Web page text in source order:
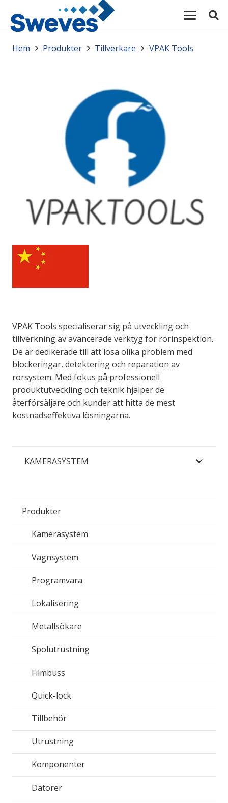
Hem Produkter Tillverkare VPAK Tools
VPAK Tools specialiserar sig på utveckling och
tillverkning av avancerade verktyg för rörinspektion.
De är dedikerade till att lösa olika problem med
blockeringar, detektering och reparation av
rörsystem. Med fokus på professionell
produktutveckling och teknik hjälper de
återförsäljare och kunder att hitta de mest
kostnadseffektiva lösningarna.
KAMERASYSTEM
Produkter
Kamerasystem
Vagnsystem
Programvara
Lokalisering
Metallsökare
Spolutrustning
Filmbuss
Quick-lock
Tillbehör
Utrustning
Komponenter
Datorer